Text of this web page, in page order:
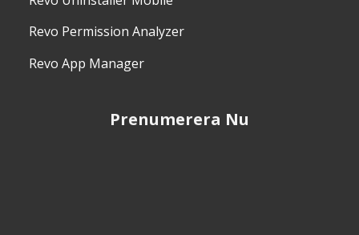
Revo Permission Analyzer
Revo App Manager
Prenumerera Nu